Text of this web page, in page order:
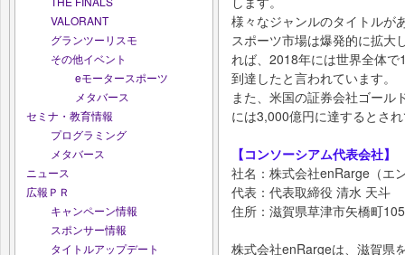
VALORANT
グランツーリスモ
その他イベント
eモータースポーツ
メタバース
セミナ・教育情報
プログラミング
メタバース
ニュース
広報ＰＲ
キャンペーン情報
スポンサー情報
タイトルアップデート
様々なジャンルのタイトルが
スポーツ市場は爆発的に拡大
れば、2018年には世界全体
到達したと言われています。
また、米国の証券会社ゴール
には3,000億円に達するとさ
【コンソーシアム代表会社】
社名：株式会社enRarge（エ
代表：代表取締役 清⽔ 天⽃
住所：滋賀県草津市⽮橋町
株式会社enRargeは、滋賀県